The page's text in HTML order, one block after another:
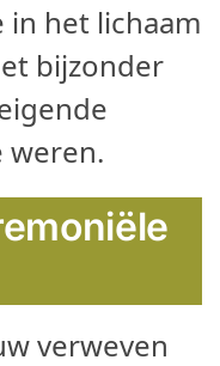
het lichaam
bijzonder
weren.
verweven